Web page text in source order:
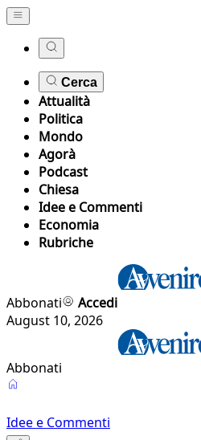
Cerca
Attualità
Politica
Mondo
Agorà
Podcast
Chiesa
Idee e Commenti
Economia
Rubriche
Abbonati
Accedi
August 10, 2026
Abbonati
Idee e Commenti